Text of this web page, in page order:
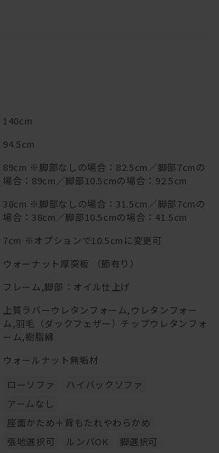
140cm
94.5cm
89cm ※脚部なしの場合：82.5cm／脚部7cmの
場合：89cm／脚部10.5cmの場合：92.5cm
38cm ※脚部なしの場合：31.5cm／脚部7cmの
場合：38cm／脚部10.5cmの場合：41.5cm
7cm ※オプションで10.5cmに変更可
ウォーナット厚突板 （節有り）
フレーム,脚部：オイル仕上げ
上質ラバーウレタンフォーム,ウレタンフォー
ム,羽毛（ダックフェザー）チップウレタンフォ
ーム,樹脂綿
ウォールナット無垢材
ローソファ
ハイバックソファ
アームなし
座面かため＋背もたれやわらかめ
張地選択可
ルンバOK
脚選択可